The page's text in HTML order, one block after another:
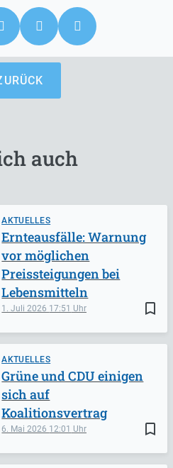
auch
AKTUELLES
bookmark_border
1. Juli 2026 17:51
Ernteausfälle: Warnung
vor möglichen
Preissteigungen bei
Lebensmitteln
AKTUELLES
bookmark_border
6. Mai 2026 12:01
Grüne und CDU einigen
sich auf
Koalitionsvertrag